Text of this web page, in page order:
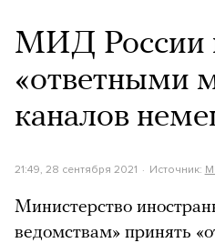
МИД России
«ответными
каналов
21:49, 28 сентября 2021 Источник:
Министерство
ведомствам» принять